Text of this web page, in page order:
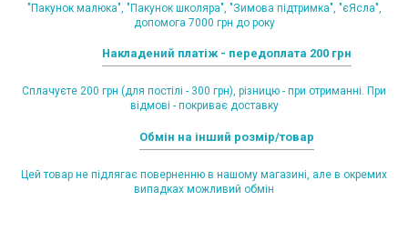
"Пакунок малюка", "Пакунок школяра", "Зимова підтримка", "єЯсла",
допомога 7000 грн до року
Накладений платіж - передоплата 200 грн
Сплачуєте 200 грн (для постілі - 300 грн), різницю - при отриманні. При
відмові - покриває доставку
Обмін на інший розмір/товар
Цей товар не підлягає поверненню в нашому магазині, але в окремих
випадках можливий обмін